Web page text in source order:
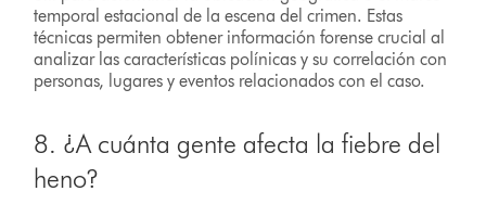
temporal estacional de la escena del crimen. Estas
técnicas permiten obtener información forense crucial al
analizar las características polínicas y su correlación con
personas, lugares y eventos relacionados con el caso.
8. ¿A cuánta gente afecta la fiebre del
heno?